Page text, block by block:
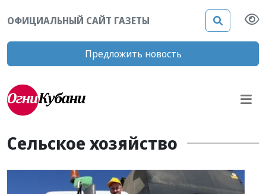
ОФИЦИАЛЬНЫЙ САЙТ ГАЗЕТЫ
Предложить новость
Сельское хозяйство